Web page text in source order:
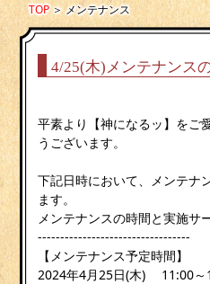
TOP＞メンテナンス
4/25(木)メンテナンス
平素より【神になるッ】をご
うございます。
下記日時において、メンテナ
ます。
メンテナンスの時間と実施サ
----------------------------------
【メンテナンス予定時間】
2024年4月25日(木) 11:00～